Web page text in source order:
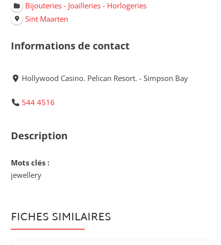
Bijouteries - Joailleries - Horlogeries
Sint Maarten
Informations de contact
Hollywood Casino. Pelican Resort. - Simpson Bay
544 4516
Description
Mots clés :
jewellery
FICHES SIMILAIRES